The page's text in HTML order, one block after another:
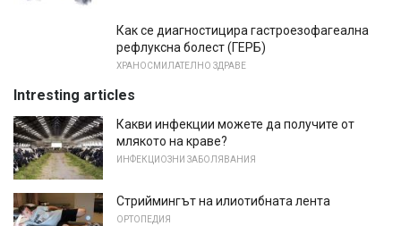
Как се диагностицира гастроезофагеална
рефлуксна болест (ГЕРБ)
ХРАНОСМИЛАТЕЛНО ЗДРАВЕ
Intresting articles
Какви инфекции можете да получите от
млякото на краве?
ИНФЕКЦИОЗНИ ЗАБОЛЯВАНИЯ
Стриймингът на илиотибната лента
ОРТОПЕДИЯ